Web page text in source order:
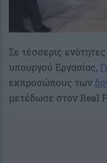
Σε τέσσερις
υπουργού Εργασίας,
εκπροσώπους των
μετέδωσε στον Real